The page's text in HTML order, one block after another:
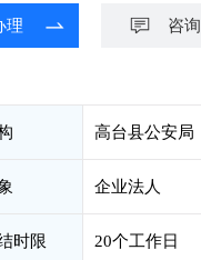
理 咨询
高台县公安局
企业法人
时限 20个工作日